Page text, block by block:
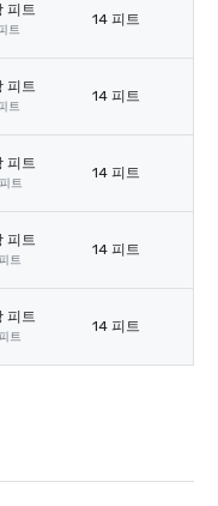
피트
트
14 피트
피트
트
14 피트
피트
트
14 피트
피트
트
14 피트
피트
트
14 피트